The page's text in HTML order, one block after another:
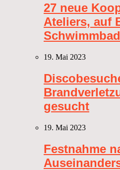
27 neue
Ateliers, auf
19. Mai 2023
gesucht
19. Mai 2023
Festnahme